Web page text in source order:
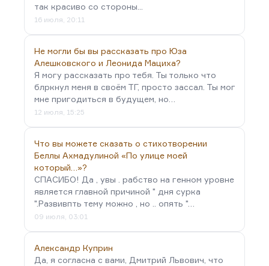
так красиво со стороны...
16 июля, 20:11
Не могли бы вы рассказать про Юза
Алешковского и Леонида Мациха?
Я могу рассказать про тебя. Ты только что
блркнул меня в своём ТГ, просто зассал. Ты мог
мне пригодиться в будущем, но…
12 июля, 15:25
Что вы можете сказать о стихотворении
Беллы Ахмадулиной «По улице моей
который…»?
СПАСИБО! Да , увы . рабство на генном уровне
является главной причиной " дня сурка
".Развивпть тему можно , но .. опять "…
09 июля, 03:01
Александр Куприн
Да, я согласна с вами, Дмитрий Львович, что